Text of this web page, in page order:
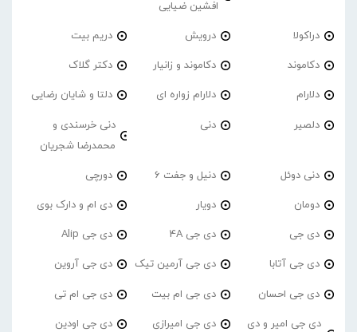
افشین ضیایی
دراکولا درویش دریم بیت
دکاموند دکاموند و زانیار دکتر گلاک
دلارام دلارام زواره ای دلتا و شایان رضایی
دلصیر دنی
دنی خرسندی و
محمدرضا شجریان
دنی دوئل دنیل و جفت 6 دورچی
دومان دویار دی ام و دارک بوی
دی جی دی جی 4A دی جی Alip
دی جی آتابا دی جی آرمین تیک دی جی آروین
دی جی احسان دی جی ام بیت دی جی ام تی
دی جی امیر و دی
دی جی امیرازی دی جی اودین